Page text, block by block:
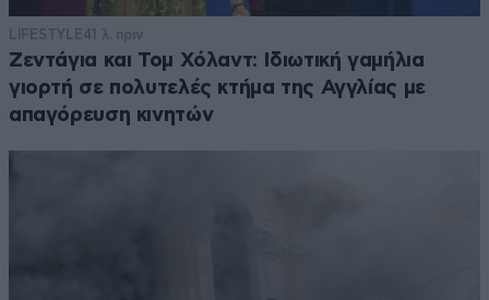
LIFESTYLE41 λ. πριν
Ζεντάγια και Τομ Χόλαντ: Ιδιωτική γαμήλια
γιορτή σε πολυτελές κτήμα της Αγγλίας με
απαγόρευση κινητών